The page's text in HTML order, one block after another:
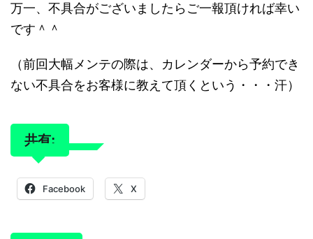
万一、不具合がございましたらご一報頂ければ幸い
です＾＾
（前回大幅メンテの際は、カレンダーから予約でき
ない不具合をお客様に教えて頂くという・・・汗）
共有:
Facebook X